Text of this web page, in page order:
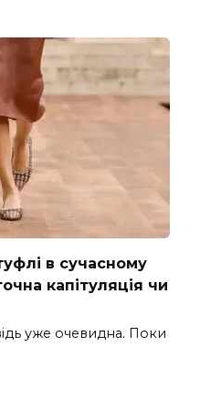
в сучасному
капітуляція чи
уже очевидна. Поки